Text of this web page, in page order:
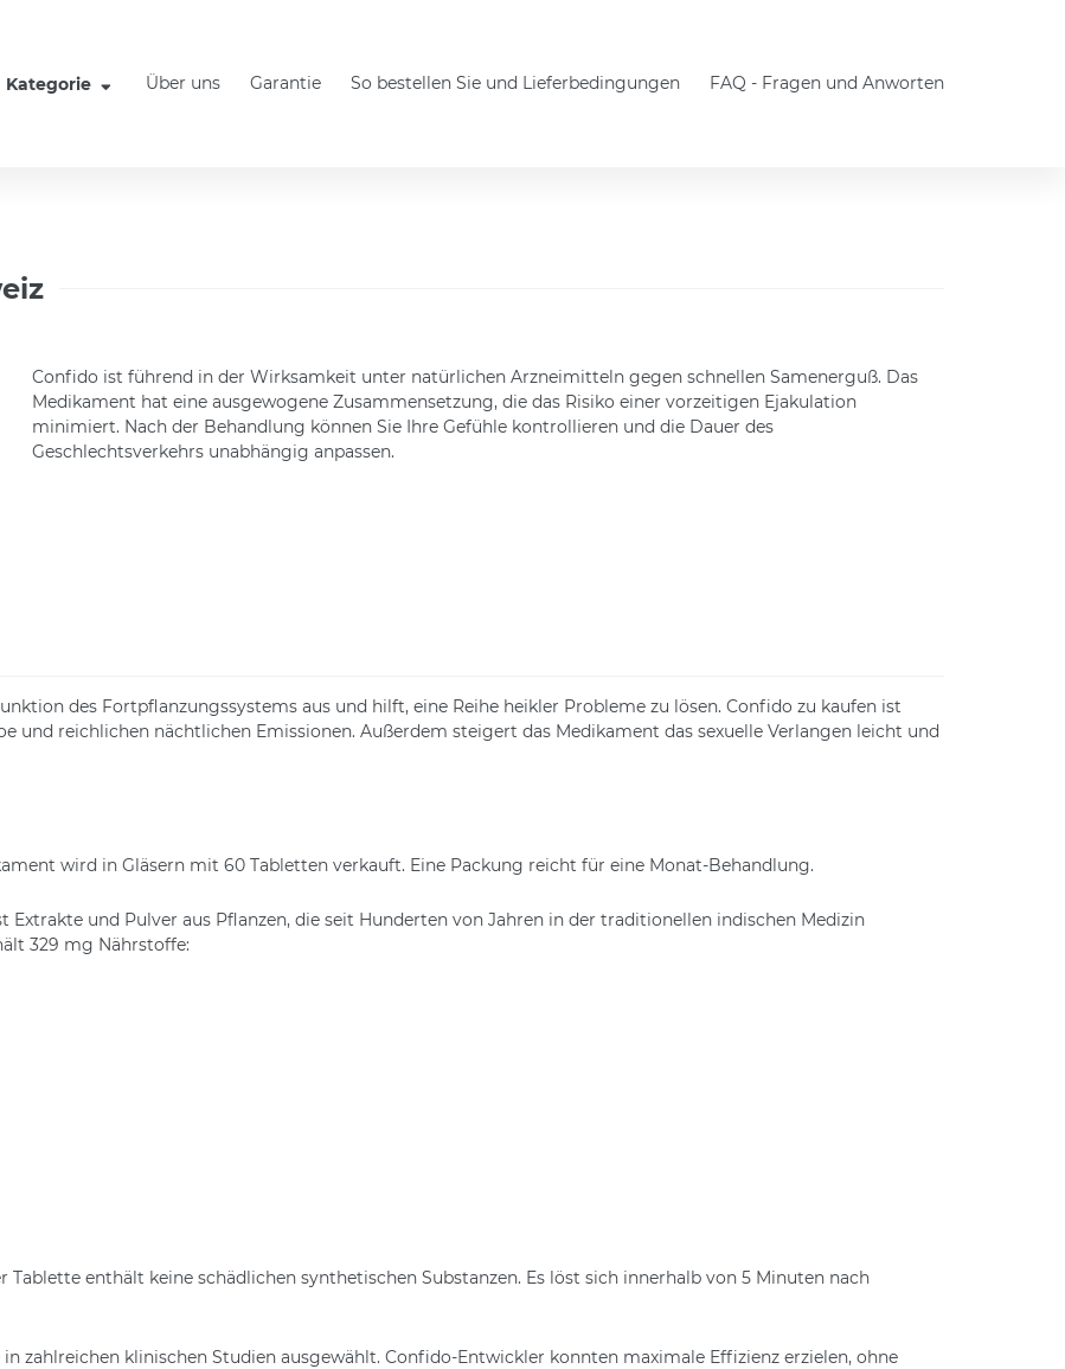
Kategorie Über uns Garantie So bestellen Sie und Lieferbedingungen FAQ - Fragen und Anworten
Confido ist führend in der Wirksamkeit unter natürlichen Arzneimitteln gegen schnellen Samenerguß. Das
Medikament hat eine ausgewogene Zusammensetzung, die das Risiko einer vorzeitigen Ejakulation
minimiert. Nach der Behandlung können Sie Ihre Gefühle kontrollieren und die Dauer des
Geschlechtsverkehrs unabhängig anpassen.
des Fortpflanzungssystems aus und hilft, eine Reihe heikler Probleme zu lösen. Confido zu kaufen ist
und reichlichen nächtlichen Emissionen. Außerdem steigert das Medikament das sexuelle Verlangen leicht und
wird in Gläsern mit 60 Tabletten verkauft. Eine Packung reicht für eine Monat-Behandlung.
und Pulver aus Pflanzen, die seit Hunderten von Jahren in der traditionellen indischen Medizin
329 mg Nährstoffe:
enthält keine schädlichen synthetischen Substanzen. Es löst sich innerhalb von 5 Minuten nach
zahlreichen klinischen Studien ausgewählt. Confido-Entwickler konnten maximale Effizienz erzielen, ohne